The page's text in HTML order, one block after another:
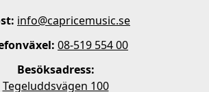
info@capricemusic.se
08-519 554 00
Besöksadress:
Tegeluddsvägen 100